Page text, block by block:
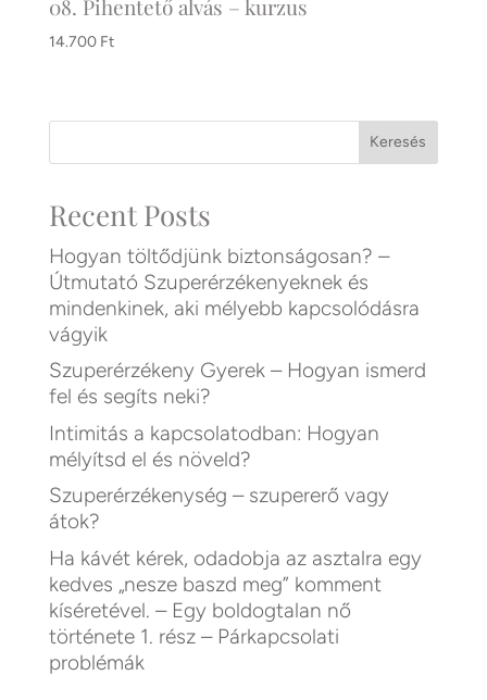
08. Pihentető alvás – kurzus
14.700 Ft
Keresés
Recent Posts
Hogyan töltődjünk biztonságosan? –
Útmutató Szuperérzékenyeknek és
mindenkinek, aki mélyebb kapcsolódásra
vágyik
Szuperérzékeny Gyerek – Hogyan ismerd
fel és segíts neki?
Intimitás a kapcsolatodban: Hogyan
mélyítsd el és növeld?
Szuperérzékenység – szupererő vagy
átok?
Ha kávét kérek, odadobja az asztalra egy
kedves „nesze baszd meg” komment
kíséretével. – Egy boldogtalan nő
története 1. rész – Párkapcsolati
problémák